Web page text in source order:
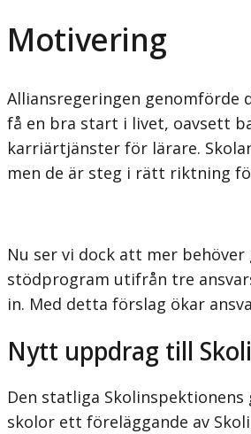
Motivering
Alliansregeringen genomförde
få en bra start i livet, oavsett
karriärtjänster för lärare.
men de är steg i rätt riktning
Nu ser vi dock att mer
stödprogram utifrån tre
in. Med detta förslag ökar
Nytt uppdrag till
Den statliga
skolor ett föreläggande av